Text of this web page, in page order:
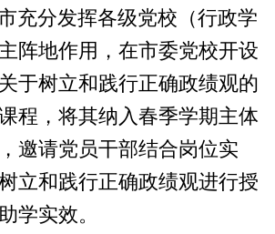
充分发挥各级党校（行政学
阵地作用，在市委党校开设
于树立和践行正确政绩观的
程，将其纳入春季学期主体
邀请党员干部结合岗位实
立和践行正确政绩观进行授
学实效。